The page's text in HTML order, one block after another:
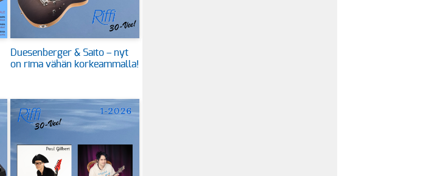
Duesenberger & Saito – nyt
on rima vähän korkeammalla!